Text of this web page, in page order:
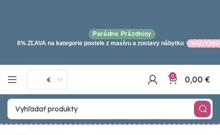
Parádne Prázdniny
6% ZĽAVA na kategorie postele z masívu a zostavy nábytku
€ 0 0,00€